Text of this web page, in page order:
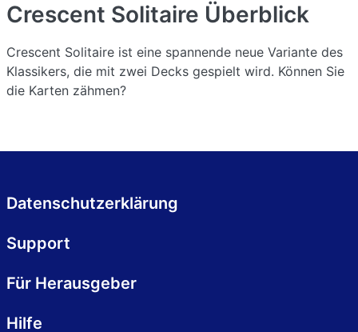
Crescent Solitaire Überblick
Crescent Solitaire ist eine spannende neue Variante des
Klassikers, die mit zwei Decks gespielt wird. Können Sie
die Karten zähmen?
Datenschutzerklärung
Support
Für Herausgeber
Hilfe